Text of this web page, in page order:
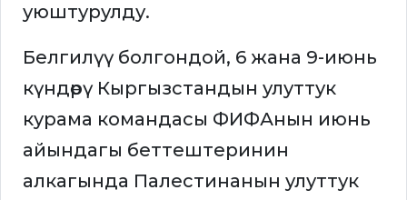
уюштурулду.
Белгилүү болгондой, 6 жана 9-июнь
күндөрү Кыргызстандын улуттук
курама командасы ФИФАнын июнь
айындагы беттештеринин
алкагында Палестинанын улуттук